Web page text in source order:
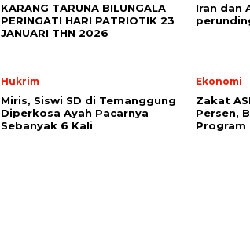
KARANG TARUNA BILUNGALA
PERINGATI HARI PATRIOTIK 23
JANUARI THN 2026
Iran dan
Hukrim
Miris, Siswi SD di Temanggung
Diperkosa Ayah Pacarnya
Sebanyak 6 Kali
Ekonomi
Zakat
Persen,
Program